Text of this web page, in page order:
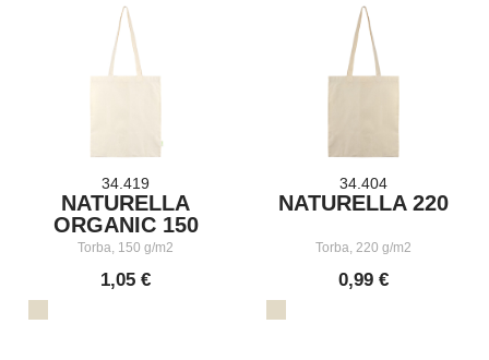
34.419
NATURELLA
ORGANIC 150
Torba, 150 g/m2
1,05 €
34.404
NATURELLA 220
Torba, 220 g/m2
0,99 €